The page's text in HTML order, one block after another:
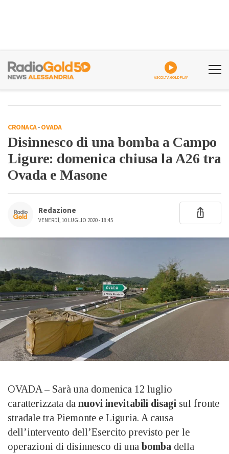
ASCOLTA GOLDPLAY
CRONACA-OVADA
Disinnesco di una bomba a Campo
Ligure: domenica chiusa la A26 tra
Ovada e Masone
Redazione
VENERDÌ, 10 LUGLIO 2020 - 18:45
OVADA – Sarà una domenica 12 luglio
caratterizzata da nuovi inevitabili disagi sul fronte
stradale tra Piemonte e Liguria. A causa
dell’intervento dell’Esercito previsto per le
operazioni di disinnesco di una bomba della